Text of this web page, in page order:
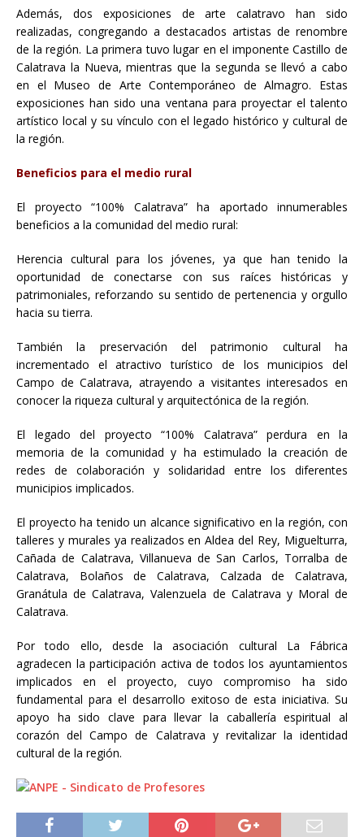
Además, dos exposiciones de arte calatravo han sido
realizadas, congregando a destacados artistas de renombre
de la región. La primera tuvo lugar en el imponente Castillo de
Calatrava la Nueva, mientras que la segunda se llevó a cabo
en el Museo de Arte Contemporáneo de Almagro. Estas
exposiciones han sido una ventana para proyectar el talento
artístico local y su vínculo con el legado histórico y cultural de
la región.
Beneficios para el medio rural
El proyecto “100% Calatrava” ha aportado innumerables
beneficios a la comunidad del medio rural:
Herencia cultural para los jóvenes, ya que han tenido la
oportunidad de conectarse con sus raíces históricas y
patrimoniales, reforzando su sentido de pertenencia y orgullo
hacia su tierra.
También la preservación del patrimonio cultural ha
incrementado el atractivo turístico de los municipios del
Campo de Calatrava, atrayendo a visitantes interesados en
conocer la riqueza cultural y arquitectónica de la región.
El legado del proyecto “100% Calatrava” perdura en la
memoria de la comunidad y ha estimulado la creación de
redes de colaboración y solidaridad entre los diferentes
municipios implicados.
El proyecto ha tenido un alcance significativo en la región, con
talleres y murales ya realizados en Aldea del Rey, Miguelturra,
Cañada de Calatrava, Villanueva de San Carlos, Torralba de
Calatrava, Bolaños de Calatrava, Calzada de Calatrava,
Granátula de Calatrava, Valenzuela de Calatrava y Moral de
Calatrava.
Por todo ello, desde la asociación cultural La Fábrica
agradecen la participación activa de todos los ayuntamientos
implicados en el proyecto, cuyo compromiso ha sido
fundamental para el desarrollo exitoso de esta iniciativa. Su
apoyo ha sido clave para llevar la caballería espiritual al
corazón del Campo de Calatrava y revitalizar la identidad
cultural de la región.